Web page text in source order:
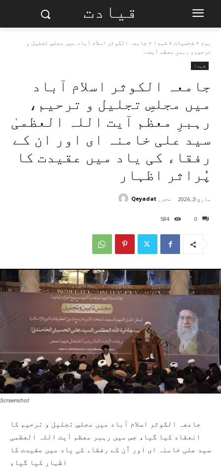
قیادت
ہوم شخصیات ︎شہدا
جامعہ الکوثر اسلام آباد میں مجلسِ تجلیل و
ترحیم، رہبرِ معظم آیت...
︎شہدا
جامعہ الکوثر اسلام آباد
میں مجلسِ تجلیل و ترحیم،
رہبرِ معظم آیت اللہ العظمیٰ
سید علی خامنہ ای اور ان کے
رفقاء کی یاد میں عقیدت کا
پُراثر اظہار
0
584
مارچ 3, 2026 محرر Qeyadat
Screenshot
جامعہ الکوثر اسلام آباد میں مجلسِ تجلیل و ترحیم کا
انعقاد کیا گیا، جس میں رہبر معظم آیت اللہ العظمی
سید علی خامنہ ای اور اُن کے رفقاء کی یاد میں عقیدت کا
اظہار کیا گیا،